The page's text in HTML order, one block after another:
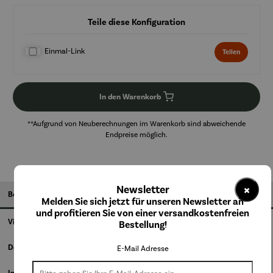
Teile diese Konfiguration
Einmal-Link Teilen
In den Warenkorb
**Aufgrund von Neuberechnungen im Warenkorb sind abweichende
Endpreise möglich.
Beschreibung
Videos
Details
×
Newsletter
Melden Sie sich jetzt für unseren Newsletter an
und profitieren Sie von einer versandkostenfreien
Bestellung!
E-Mail Adresse